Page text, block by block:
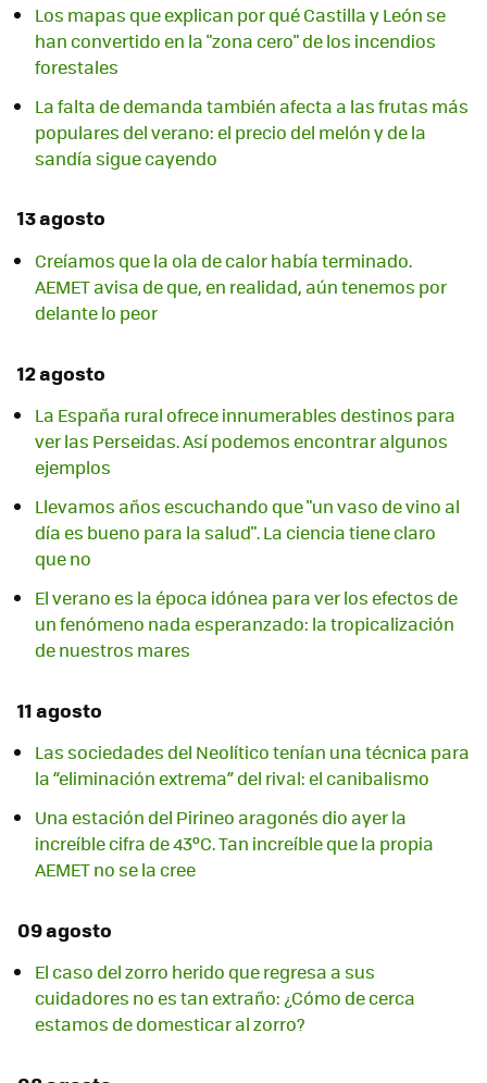
Los mapas que explican por qué Castilla y León se
han convertido en la "zona cero" de los incendios
forestales
La falta de demanda también afecta a las frutas más
populares del verano: el precio del melón y de la
sandía sigue cayendo
13 agosto
Creíamos que la ola de calor había terminado.
AEMET avisa de que, en realidad, aún tenemos por
delante lo peor
12 agosto
La España rural ofrece innumerables destinos para
ver las Perseidas. Así podemos encontrar algunos
ejemplos
Llevamos años escuchando que "un vaso de vino al
día es bueno para la salud". La ciencia tiene claro
que no
El verano es la época idónea para ver los efectos de
un fenómeno nada esperanzado: la tropicalización
de nuestros mares
11 agosto
Las sociedades del Neolítico tenían una técnica para
la “eliminación extrema” del rival: el canibalismo
Una estación del Pirineo aragonés dio ayer la
increíble cifra de 43ºC. Tan increíble que la propia
AEMET no se la cree
09 agosto
El caso del zorro herido que regresa a sus
cuidadores no es tan extraño: ¿Cómo de cerca
estamos de domesticar al zorro?